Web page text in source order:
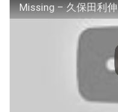
Missing – 久保田利伸